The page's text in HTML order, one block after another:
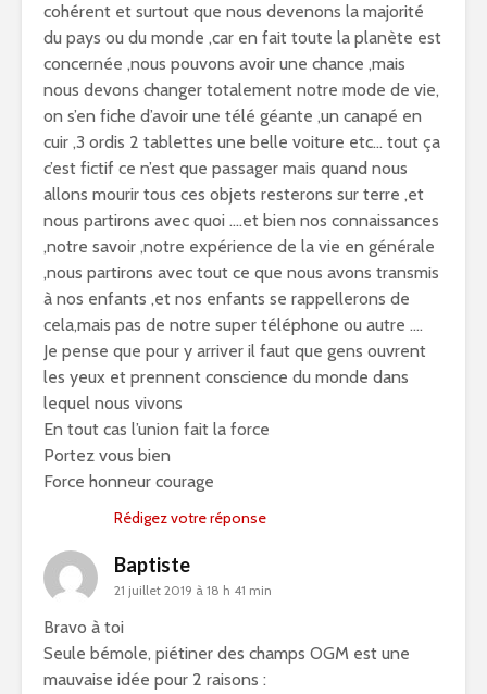
cohérent et surtout que nous devenons la majorité
du pays ou du monde ,car en fait toute la planète est
concernée ,nous pouvons avoir une chance ,mais
nous devons changer totalement notre mode de vie,
on s’en fiche d’avoir une télé géante ,un canapé en
cuir ,3 ordis 2 tablettes une belle voiture etc… tout ça
c’est fictif ce n’est que passager mais quand nous
allons mourir tous ces objets resterons sur terre ,et
nous partirons avec quoi ….et bien nos connaissances
,notre savoir ,notre expérience de la vie en générale
,nous partirons avec tout ce que nous avons transmis
à nos enfants ,et nos enfants se rappellerons de
cela,mais pas de notre super téléphone ou autre ….
Je pense que pour y arriver il faut que gens ouvrent
les yeux et prennent conscience du monde dans
lequel nous vivons
En tout cas l’union fait la force
Portez vous bien
Force honneur courage
Rédigez votre réponse
Baptiste
21 juillet 2019 à 18 h 41 min
Bravo à toi
Seule bémole, piétiner des champs OGM est une
mauvaise idée pour 2 raisons :